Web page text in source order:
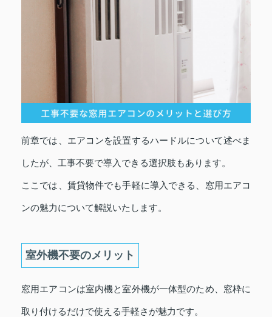
前章では、エアコンを設置するハードルについて述べま
したが、工事不要で導入できる選択肢もあります。
ここでは、賃貸物件でも手軽に導入できる、窓用エアコ
ンの魅力について解説いたします。
室外機不要のメリット
窓用エアコンは室内機と室外機が一体型のため、窓枠に
取り付けるだけで使える手軽さが魅力です。